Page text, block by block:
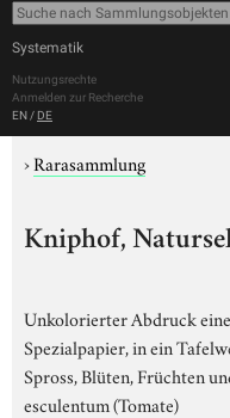
Systematik
Nutzungsrechte
Anmelden zur Recherche
EN / DE
›Rarasammlung
Kniphof,
Unkolorierter Abdruck
Spezialpapier, in ein
Spross, Blüten, Früchten
esculentum (Tomate)